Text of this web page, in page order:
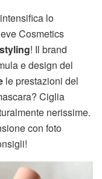
lo
Cosmetics
! Il brand
e design del
le prestazioni del
Ciglia
nerissime.
con foto